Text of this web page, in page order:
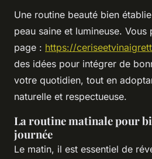
Une routine beauté bien
peau saine et lumineuse.
page : https://
des idées pour intégrer de
votre quotidien, tout en
naturelle et respectueuse.
La routine matinale pour
journée
Le matin, il est essentiel de